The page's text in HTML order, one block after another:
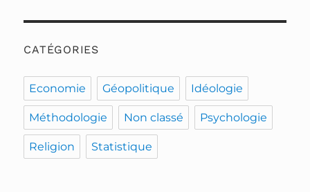
impacte
la
planète
!
CATÉGORIES
Economie Géopolitique Idéologie
Méthodologie Non classé Psychologie
Religion Statistique